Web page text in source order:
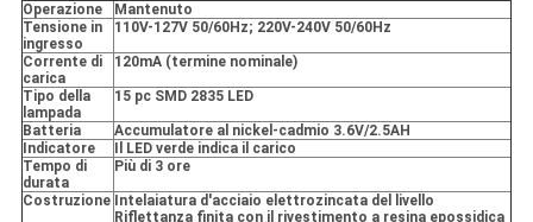
Operazione
Mantenuto
Tensione in
ingresso
110V-127V 50/60Hz; 220V-240V 50/60Hz
Corrente di
carica
120mA (termine nominale)
Tipo della
lampada
15 pc SMD 2835 LED
Batteria
Accumulatore al nickel-cadmio 3.6V/2.5AH
Indicatore
Il LED verde indica il carico
Tempo di
durata
Più di 3 ore
Costruzione Intelaiatura d'acciaio elettrozincata del livello
Riflettanza finita con il rivestimento a resina epossidica